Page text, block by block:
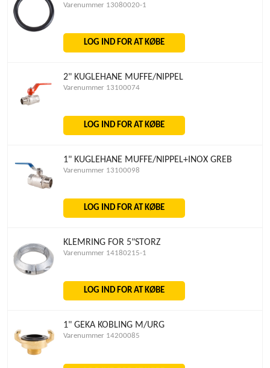
Varenummer 13080020-1
LOG IND FOR AT KØBE
2" KUGLEHANE MUFFE/NIPPEL
Varenummer 13100074
LOG IND FOR AT KØBE
1" KUGLEHANE MUFFE/NIPPEL+INOX GREB
Varenummer 13100098
LOG IND FOR AT KØBE
KLEMRING FOR 5"STORZ
Varenummer 14180215-1
LOG IND FOR AT KØBE
1" GEKA KOBLING M/URG
Varenummer 14200085